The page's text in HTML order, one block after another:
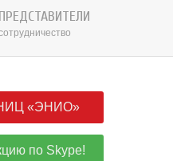
ПРЕДСТАВИТЕЛИ
НИЦ «ЭНИО»
по Skype!